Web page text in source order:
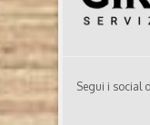
Segui i social